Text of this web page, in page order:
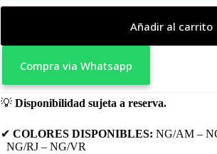
Añadir al carrito
Compra via Whatsapp
💡 Disponibilidad sujeta a reserva.
✔ COLORES DISPONIBLES: NG/AM –
NG/RJ – NG/VR